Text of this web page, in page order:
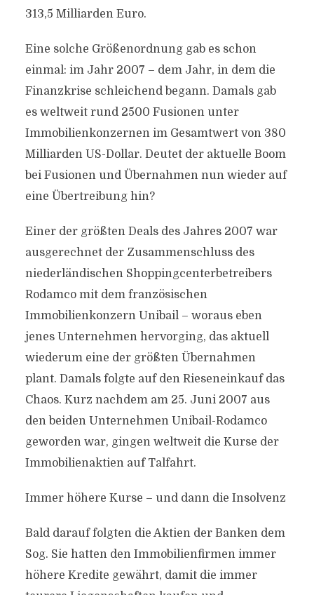
313,5 Milliarden Euro.
Eine solche Größenordnung gab es schon
einmal: im Jahr 2007 – dem Jahr, in dem die
Finanzkrise schleichend begann. Damals gab
es weltweit rund 2500 Fusionen unter
Immobilienkonzernen im Gesamtwert von 380
Milliarden US-Dollar. Deutet der aktuelle Boom
bei Fusionen und Übernahmen nun wieder auf
eine Übertreibung hin?
Einer der größten Deals des Jahres 2007 war
ausgerechnet der Zusammenschluss des
niederländischen Shoppingcenterbetreibers
Rodamco mit dem französischen
Immobilienkonzern Unibail – woraus eben
jenes Unternehmen hervorging, das aktuell
wiederum eine der größten Übernahmen
plant. Damals folgte auf den Rieseneinkauf das
Chaos. Kurz nachdem am 25. Juni 2007 aus
den beiden Unternehmen Unibail-Rodamco
geworden war, gingen weltweit die Kurse der
Immobilienaktien auf Talfahrt.
Immer höhere Kurse – und dann die Insolvenz
Bald darauf folgten die Aktien der Banken dem
Sog. Sie hatten den Immobilienfirmen immer
höhere Kredite gewährt, damit die immer